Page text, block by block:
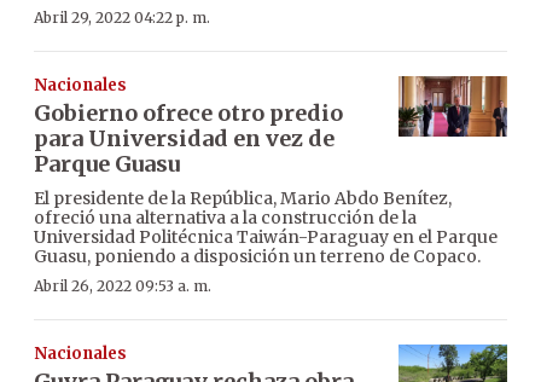
Abril 29, 2022 04:22 p. m.
Nacionales
Gobierno ofrece otro predio
para Universidad en vez de
Parque Guasu
El presidente de la República, Mario Abdo Benítez,
ofreció una alternativa a la construcción de la
Universidad Politécnica Taiwán-Paraguay en el Parque
Guasu, poniendo a disposición un terreno de Copaco.
Abril 26, 2022 09:53 a. m.
Nacionales